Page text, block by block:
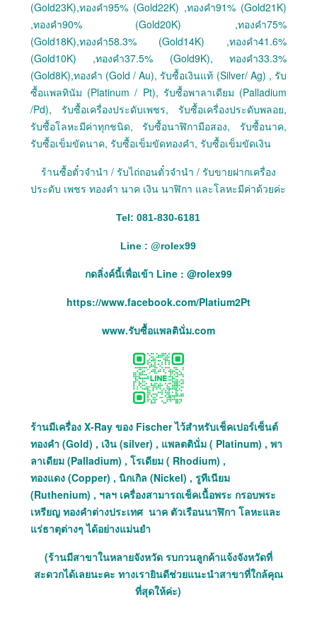
(Gold23K),ทองคำ95% (Gold22K) ,ทองคำ91% (Gold21K)
,ทองคำ90% (Gold20K) ,ทองคำ75%
(Gold18K),ทองคำ58.3% (Gold14K) ,ทองคำ41.6%
(Gold10K) ,ทองคำ37.5% (Gold9K), ทองคำ33.3%
(Gold8K),ทองคำ (Gold / Au), รับซื้อเงินแท้ (Silver/ Ag) , รับ
ซื้อแพลทินัม (Platinum / Pt), รับซื้อพาลาเดียม (Palladium
/Pd), รับซื้อเครื่องประดับเพชร, รับซื้อเครื่องประดับพลอย,
รับซื้อโลหะมีค่าทุกชนิด, รับซื้อนาฬิกามือสอง, รับซื้อนาค,
รับซื้อเข็มขัดนาค, รับซื้อเข็มขัดทองคำ, รับซื้อเข็มขัดเงิน
ร้านซื้อตั๋วจำนำ / รับไถ่ถอนตั๋วจำนำ / รับขายฝากเครื่อง
ประดับ เพชร ทองคำ นาค เงิน นาฬิกา และโลหะมีค่าด้วยค่ะ
Tel: 081-830-6181
Line : @rolex99
กดลิ่งค์นี้เพื่อเข้า Line : @rolex99
https://www.facebook.com/Platium2Pt
www.รับซื้อแพลตินั่ม.com
ร้านมีเครื่อง X-Ray ของ Fischer ไว้สำหรับเช็คเปอร์เซ็นต์
ทองคำ (Gold) , เงิน (silver) , แพลตตินั่ม ( Platinum) , พา
ลาเดียม (Palladium) , โรเดียม ( Rhodium) ,
ทองแดง (Copper) , นิกเกิล (Nickel) , รูทีเนียม
(Ruthenium) , ฯลฯ เครื่องสามารถเช็คเนื้อพระ กรอบพระ
เหรียญ ทองคำต่างประเทศ นาค ตัวเรือนนาฬิกา โลหะและ
แร่ธาตุต่างๆ ได้อย่างแม่นยำ
(ร้านมีสาขาในหลายจังหวัด รบกวนลูกค้าแจ้งจังหวัดที่
สะดวกได้เลยนะคะ ทางเรายินดีช่วยแนะนำสาขาที่ใกล้คุณ
ที่สุดให้ค่ะ)